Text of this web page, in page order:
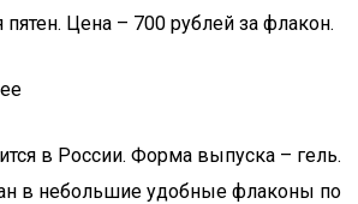
пятен. Цена – 700 рублей за флакон.
в России. Форма выпуска – гель.
в небольшие удобные флаконы по